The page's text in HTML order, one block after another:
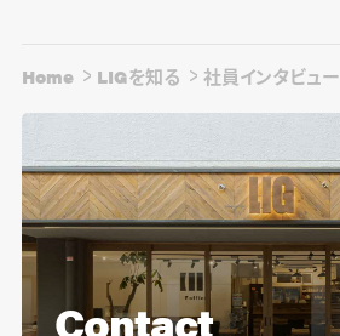
Home LIGを知る 社員インタビュー
Contact